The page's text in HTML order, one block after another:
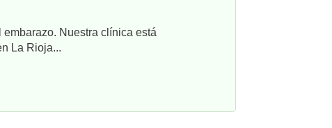
Nuestra clínica está
La Rioja...